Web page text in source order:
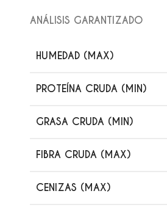
ANÁLISIS GARANTIZADO
HUMEDAD (MAX)
PROTEÍNA CRUDA (MIN)
GRASA CRUDA (MIN)
FIBRA CRUDA (MAX)
CENIZAS (MAX)